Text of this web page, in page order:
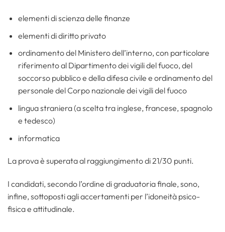
elementi di scienza delle finanze
elementi di diritto privato
ordinamento del Ministero dell’interno, con particolare
riferimento al Dipartimento dei vigili del fuoco, del
soccorso pubblico e della difesa civile e ordinamento del
personale del Corpo nazionale dei vigili del fuoco
lingua straniera (a scelta tra inglese, francese, spagnolo
e tedesco)
informatica
La prova è superata al raggiungimento di 21/30 punti.
I candidati, secondo l’ordine di graduatoria finale, sono,
infine, sottoposti agli accertamenti per l’idoneità psico-
fisica e attitudinale.